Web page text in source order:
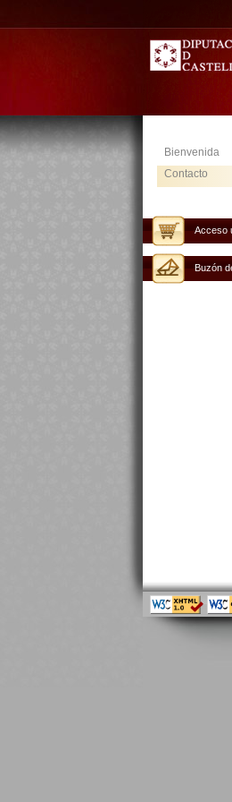
Bienvenida
Contacto
Acceso
Buzón